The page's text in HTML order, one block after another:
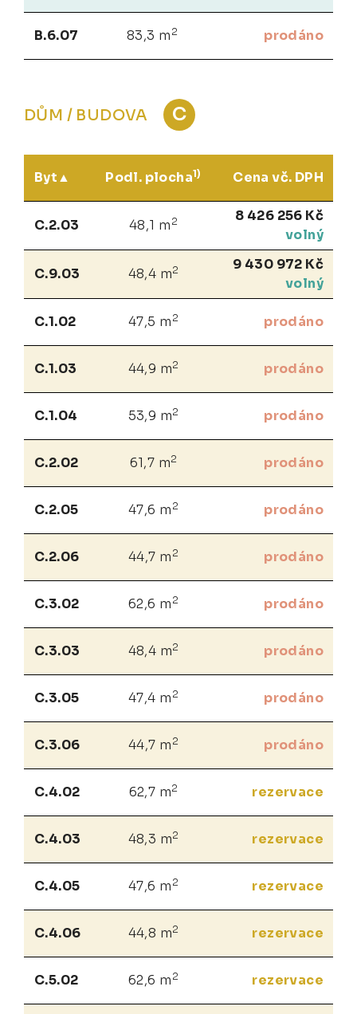
B.6.07 83,3 m 2 prodáno
DŮM / BUDOVA C
Byt Podl. plocha1) Cena vč. DPH
C.2.03 48,1 m 2
8 426 256 Kč
volný
C.9.03 48,4 m2
9 430 972 Kč
volný
C.1.02 47,5 m 2 prodáno
C.1.03 44,9 m2 prodáno
C.1.04 53,9 m2 prodáno
C.2.02 61,7 m2 prodáno
C.2.05 47,6 m 2 prodáno
C.2.06 44,7 m 2 prodáno
C.3.02 62,6 m 2 prodáno
C.3.03 48,4 m2 prodáno
C.3.05 47,4 m 2 prodáno
C.3.06 44,7 m 2 prodáno
C.4.02 62,7 m2 rezervace
C.4.03 48,3 m2 rezervace
C.4.05 47,6 m 2 rezervace
C.4.06 44,8 m2 rezervace
C.5.02 62,6 m 2 rezervace